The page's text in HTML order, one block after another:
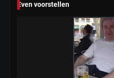
in nieuwe
kwetsbare
ondanks
Mr. Gamer
Even voorstellen